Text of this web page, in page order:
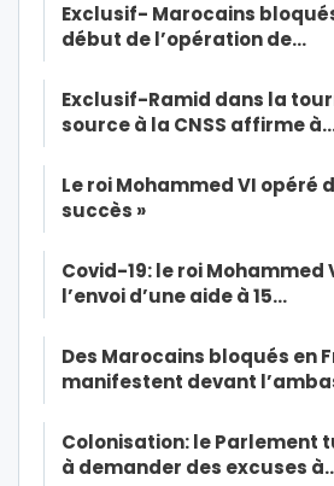
Exclusif- Marocains
début de l’opération de…
Exclusif-Ramid dans la
source à la CNSS affirme
Le roi Mohammed VI opéré
succès »
Covid-19: le roi Mohammed
l’envoi d’une aide à 15…
Des Marocains bloqués en
manifestent devant
Colonisation: le Parlement
à demander des excuses